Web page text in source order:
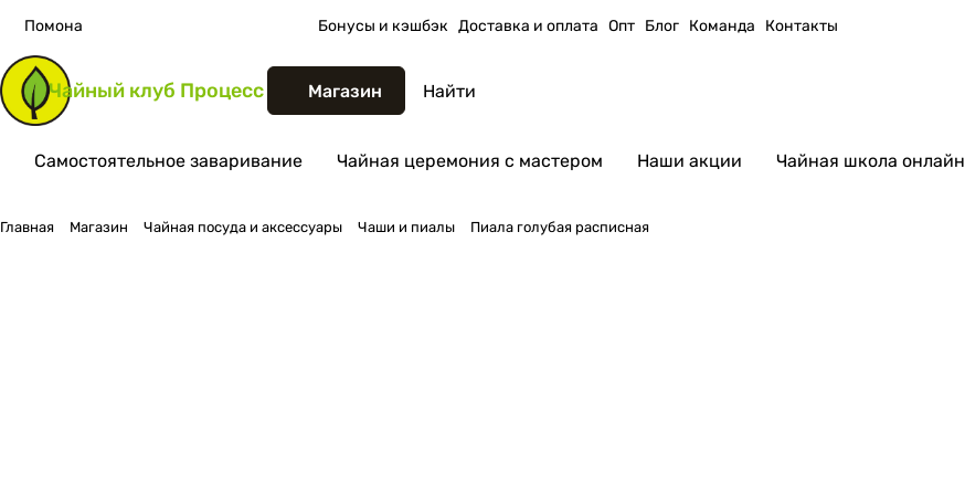
Помона Бонусы и кэшбэк Доставка и оплата Опт Блог Команда Контакты
Чайный клуб Процесс Магазин
Самостоятельное заваривание Чайная церемония с мастером Наши акции Чайная школа онлайн
Главная Магазин Чайная посуда и аксессуары Чаши и пиалы Пиала голубая расписная